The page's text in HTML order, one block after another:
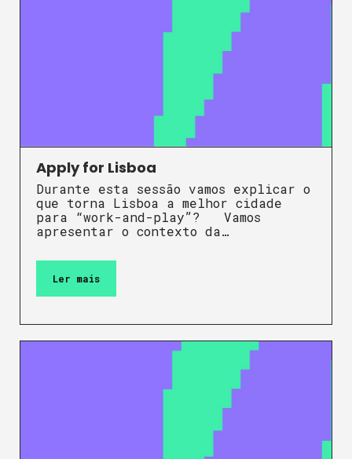
Apply for Lisboa
Durante esta sessão vamos explicar o
que torna Lisboa a melhor cidade
para “work-and-play”? Vamos
apresentar o contexto da…
Ler mais